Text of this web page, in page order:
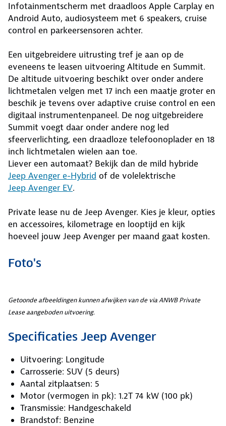
Infotainmentscherm met draadloos Apple Carplay en
Android Auto, audiosysteem met 6 speakers, cruise
control en parkeersensoren achter.
Een uitgebreidere uitrusting tref je aan op de
eveneens te leasen uitvoering Altitude en Summit.
De altitude uitvoering beschikt over onder andere
lichtmetalen velgen met 17 inch een maatje groter en
beschik je tevens over adaptive cruise control en een
digitaal instrumentenpaneel. De nog uitgebreidere
Summit voegt daar onder andere nog led
sfeerverlichting, een draadloze telefoonoplader en 18
inch lichtmetalen wielen aan toe.
Liever een automaat? Bekijk dan de mild hybride
Jeep Avenger e-Hybrid of de volelektrische
Jeep Avenger EV.
Private lease nu de Jeep Avenger. Kies je kleur, opties
en accessoires, kilometrage en looptijd en kijk
hoeveel jouw Jeep Avenger per maand gaat kosten.
Foto's
Getoonde afbeeldingen kunnen afwijken van de via ANWB Private
Lease aangeboden uitvoering.
Specificaties Jeep Avenger
Uitvoering: Longitude
Carrosserie: SUV (5 deurs)
Aantal zitplaatsen: 5
Motor (vermogen in pk): 1.2T 74 kW (100 pk)
Transmissie: Handgeschakeld
Brandstof: Benzine